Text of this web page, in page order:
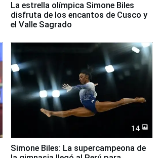
La estrella olímpica Simone Biles
disfruta de los encantos de Cusco y
el Valle Sagrado
14
Simone Biles: La supercampeona de